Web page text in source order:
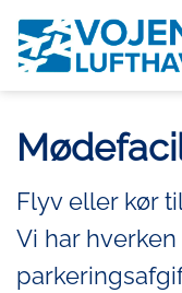
Flyv eller kør
Vi har